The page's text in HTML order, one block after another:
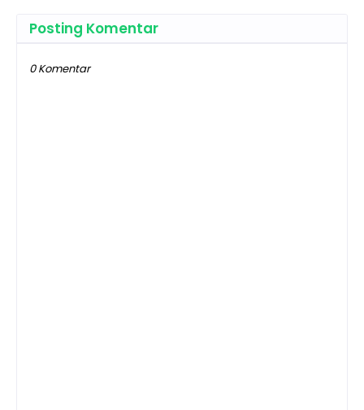
Posting Komentar
0 Komentar